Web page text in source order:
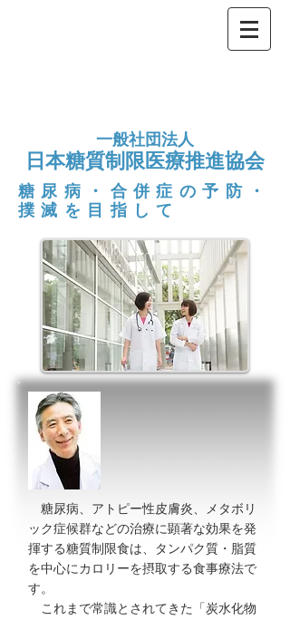
一般社団法人
日本糖質制限医療推進協会
糖尿病・合併症の予防・
撲滅を目指して
糖尿病、アトピー性皮膚炎、メタボリ
ック症候群などの治療に顕著な効果を発
揮する糖質制限食は、タンパク質・脂質
を中心にカロリーを摂取する食事療法で
す。
これまで常識とされてきた「炭水化物